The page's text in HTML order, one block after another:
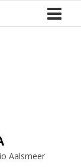
Aalsmeer